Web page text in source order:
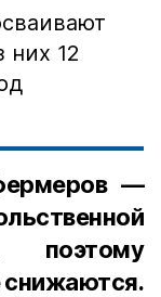
них 12
—
поэтому